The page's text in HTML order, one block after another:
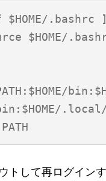
.bashrc
トして再ログインす